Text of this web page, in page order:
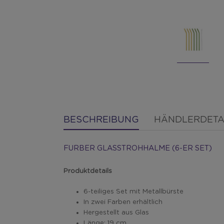
BESCHREIBUNG
FURBER GLASSTROHHALME (6-ER SET)
Produktdetails
6-teiliges Set mit Metallbürste
In zwei Farben erhältlich
Hergestellt aus Glas